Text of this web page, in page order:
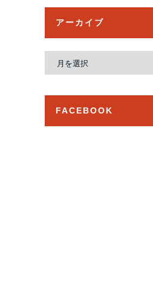
アーカイブ
ー
FACEBOOK